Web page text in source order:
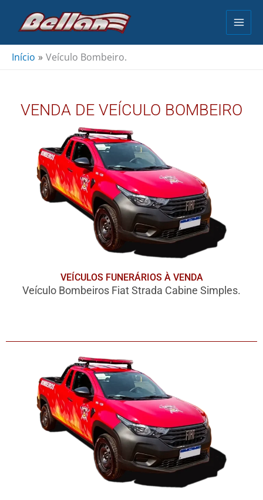
conteúdo
Início Veículo Bombeiro.
VENDA DE VEÍCULO BOMBEIRO
VEÍCULOS FUNERÁRIOS À VENDA
Veículo Bombeiros Fiat Strada Cabine Simples.